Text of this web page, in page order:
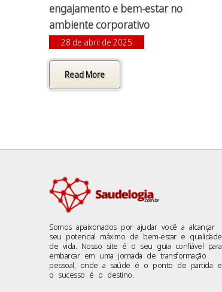
engajamento e bem-estar no
ambiente corporativo
28 de abril de 2025
Read More
Somos apaixonados por ajudar você a alcançar
seu potencial máximo de bem-estar e qualidade
de vida. Nosso site é o seu guia confiável para
embarcar em uma jornada de transformação
pessoal, onde a saúde é o ponto de partida e
o sucesso é o destino.